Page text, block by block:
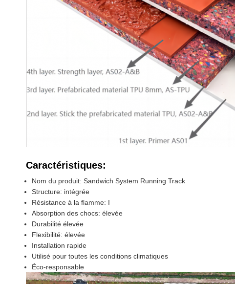
Caractéristiques:
Nom du produit: Sandwich System Running Track
Structure: intégrée
Résistance à la flamme: I
Absorption des chocs: élevée
Durabilité élevée
Flexibilité: élevée
Installation rapide
Utilisé pour toutes les conditions climatiques
Éco-responsable